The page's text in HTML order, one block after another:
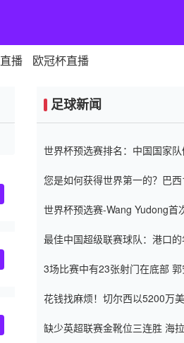
播 欧冠杯直播
足球新闻
世界杯预选赛排名：中国国家
您是如何获得世界第一的？巴
世界杯预选赛-Wang Yudong首
最佳中国超级联赛球队：港口的
（Taishan）
3场比赛中有23张射门在底部 郭
花钱找麻烦！切尔西以5200万
窗口
缺少英超联赛金靴位三连胜 海